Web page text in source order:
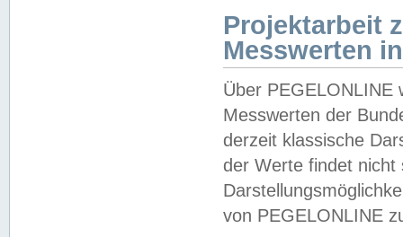
Projektarbeit
Messwerten
Über PEGELONLINE
Messwerten der
derzeit klassische
der Werte findet
von PEGELONLINE